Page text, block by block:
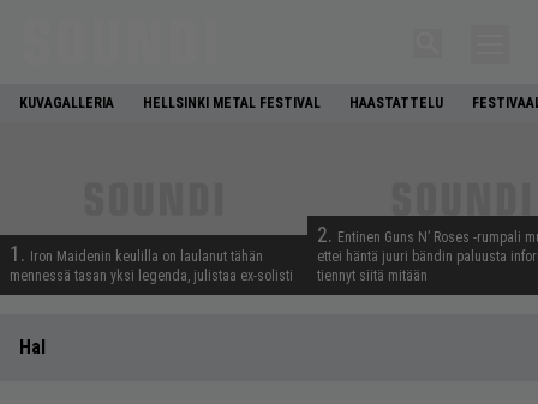
KUVAGALLERIA HELLSINKI METAL FESTIVAL HAASTATTELU
1.
Iron Maidenin keulilla on laulanut tähän
mennessä tasan yksi legenda, julistaa ex-solisti
2. Entinen Guns N’ Roses -rumpali
ettei häntä juuri bändin paluusta
tiennyt siitä mitään
Hal